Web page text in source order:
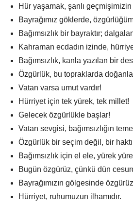
Hür yaşamak, şanlı
Bayrağımız göklerde,
Bağımsızlık bir bayraktır;
Kahraman ecdadın izinde,
Bağımsızlık, kanla yazılan bir
Özgürlük, bu topraklarda
Vatan varsa umut vardır!
Hürriyet için tek yürek, tek millet!
Gelecek özgürlükle başlar!
Vatan sevgisi, bağımsızlığın
Özgürlük bir seçim değil, bir
Bağımsızlık için el ele, yürek
Bugün özgürüz, çünkü dün
Bayrağımızın gölgesinde
Hürriyet, ruhumuzun ilhamıdır.